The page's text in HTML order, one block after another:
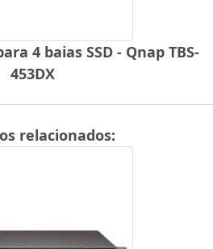
4 baias SSD - Qnap TBS-
453DX
relacionados: